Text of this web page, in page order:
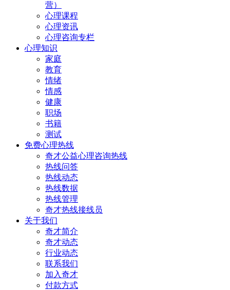
营）
心理课程
心理资讯
心理咨询专栏
心理知识
家庭
教育
情绪
情感
健康
职场
书籍
测试
免费心理热线
奇才公益心理咨询热线
热线问答
热线动态
热线数据
热线管理
奇才热线接线员
关于我们
奇才简介
奇才动态
行业动态
联系我们
加入奇才
付款方式